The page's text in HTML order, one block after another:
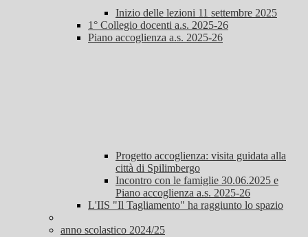
Inizio delle lezioni 11 settembre 2025
1° Collegio docenti a.s. 2025-26
Piano accoglienza a.s. 2025-26
Progetto accoglienza: visita guidata alla
città di Spilimbergo
Incontro con le famiglie 30.06.2025 e
Piano accoglienza a.s. 2025-26
L'IIS "Il Tagliamento" ha raggiunto lo spazio
anno scolastico 2024/25